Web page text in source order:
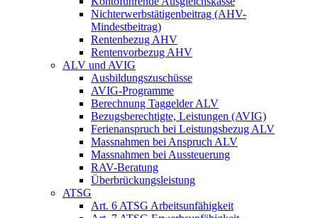
Nichterwerbstätigenbeitrag (AHV-
Mindestbeitrag)
Rentenbezug AHV
Rentenvorbezug AHV
ALV und AVIG
Ausbildungszuschüsse
AVIG-Programme
Berechnung Taggelder ALV
Bezugsberechtigte, Leistungen (AVIG)
Ferienanspruch bei Leistungsbezug ALV
Massnahmen bei Anspruch ALV
Massnahmen bei Aussteuerung
RAV-Beratung
Überbrückungsleistung
ATSG
Art. 6 ATSG Arbeitsunfähigkeit